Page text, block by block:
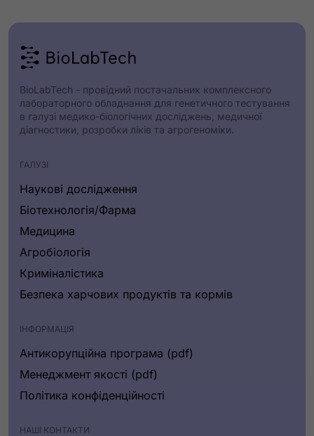
Значення
:
Тагментація на кульках, за якою слідує один
етап гібридизації
:
Метод
Значення
:
Цільове секвенування ДНК, цільове
секвенування РНК, збагачення цільових
послідовностей
:
Мультиплексування
Значення
:
подвійними індексами
BioLabTech - провідний постачальник комплексного
лабораторного обладнання для генетичного тестування
в галузі медико-біологічних досліджень, медичної
діагностики, розробки ліків та агрогеноміки.
ГАЛУЗІ
Наукові дослідження
Біотехнологія/Фарма
Медицина
Агробіологія
Криміналістика
Безпека харчових продуктів та кормів
ІНФОРМАЦІЯ
Антикорупційна програма (pdf)
Менеджмент якості (pdf)
Політика конфіденційності
НАШІ КОНТАКТИ